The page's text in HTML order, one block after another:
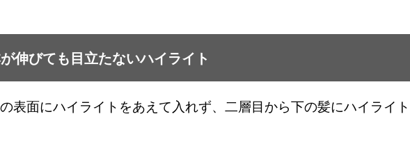
伸びても目立たないハイライト
表面にハイライトをあえて入れず、二層目から下の髪にハイライト